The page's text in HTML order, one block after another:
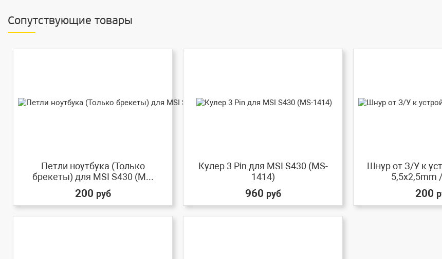
Сопутствующие товары
Петли ноутбука (Только
брекеты) для MSI S430 (M...
200 руб
Кулер 3 Pin для MSI S430 (MS-
1414)
960 руб
Шнур от З/У к
5,5x2,5mm
200